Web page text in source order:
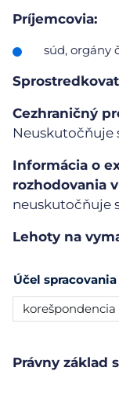
Príjemcovia:
súd, orgány
Cezhraničný
Neuskutočňuje
Informácia o
rozhodovania
neuskutočňuje
Lehoty na
Účel spracovania
korešpondencia
Právny základ